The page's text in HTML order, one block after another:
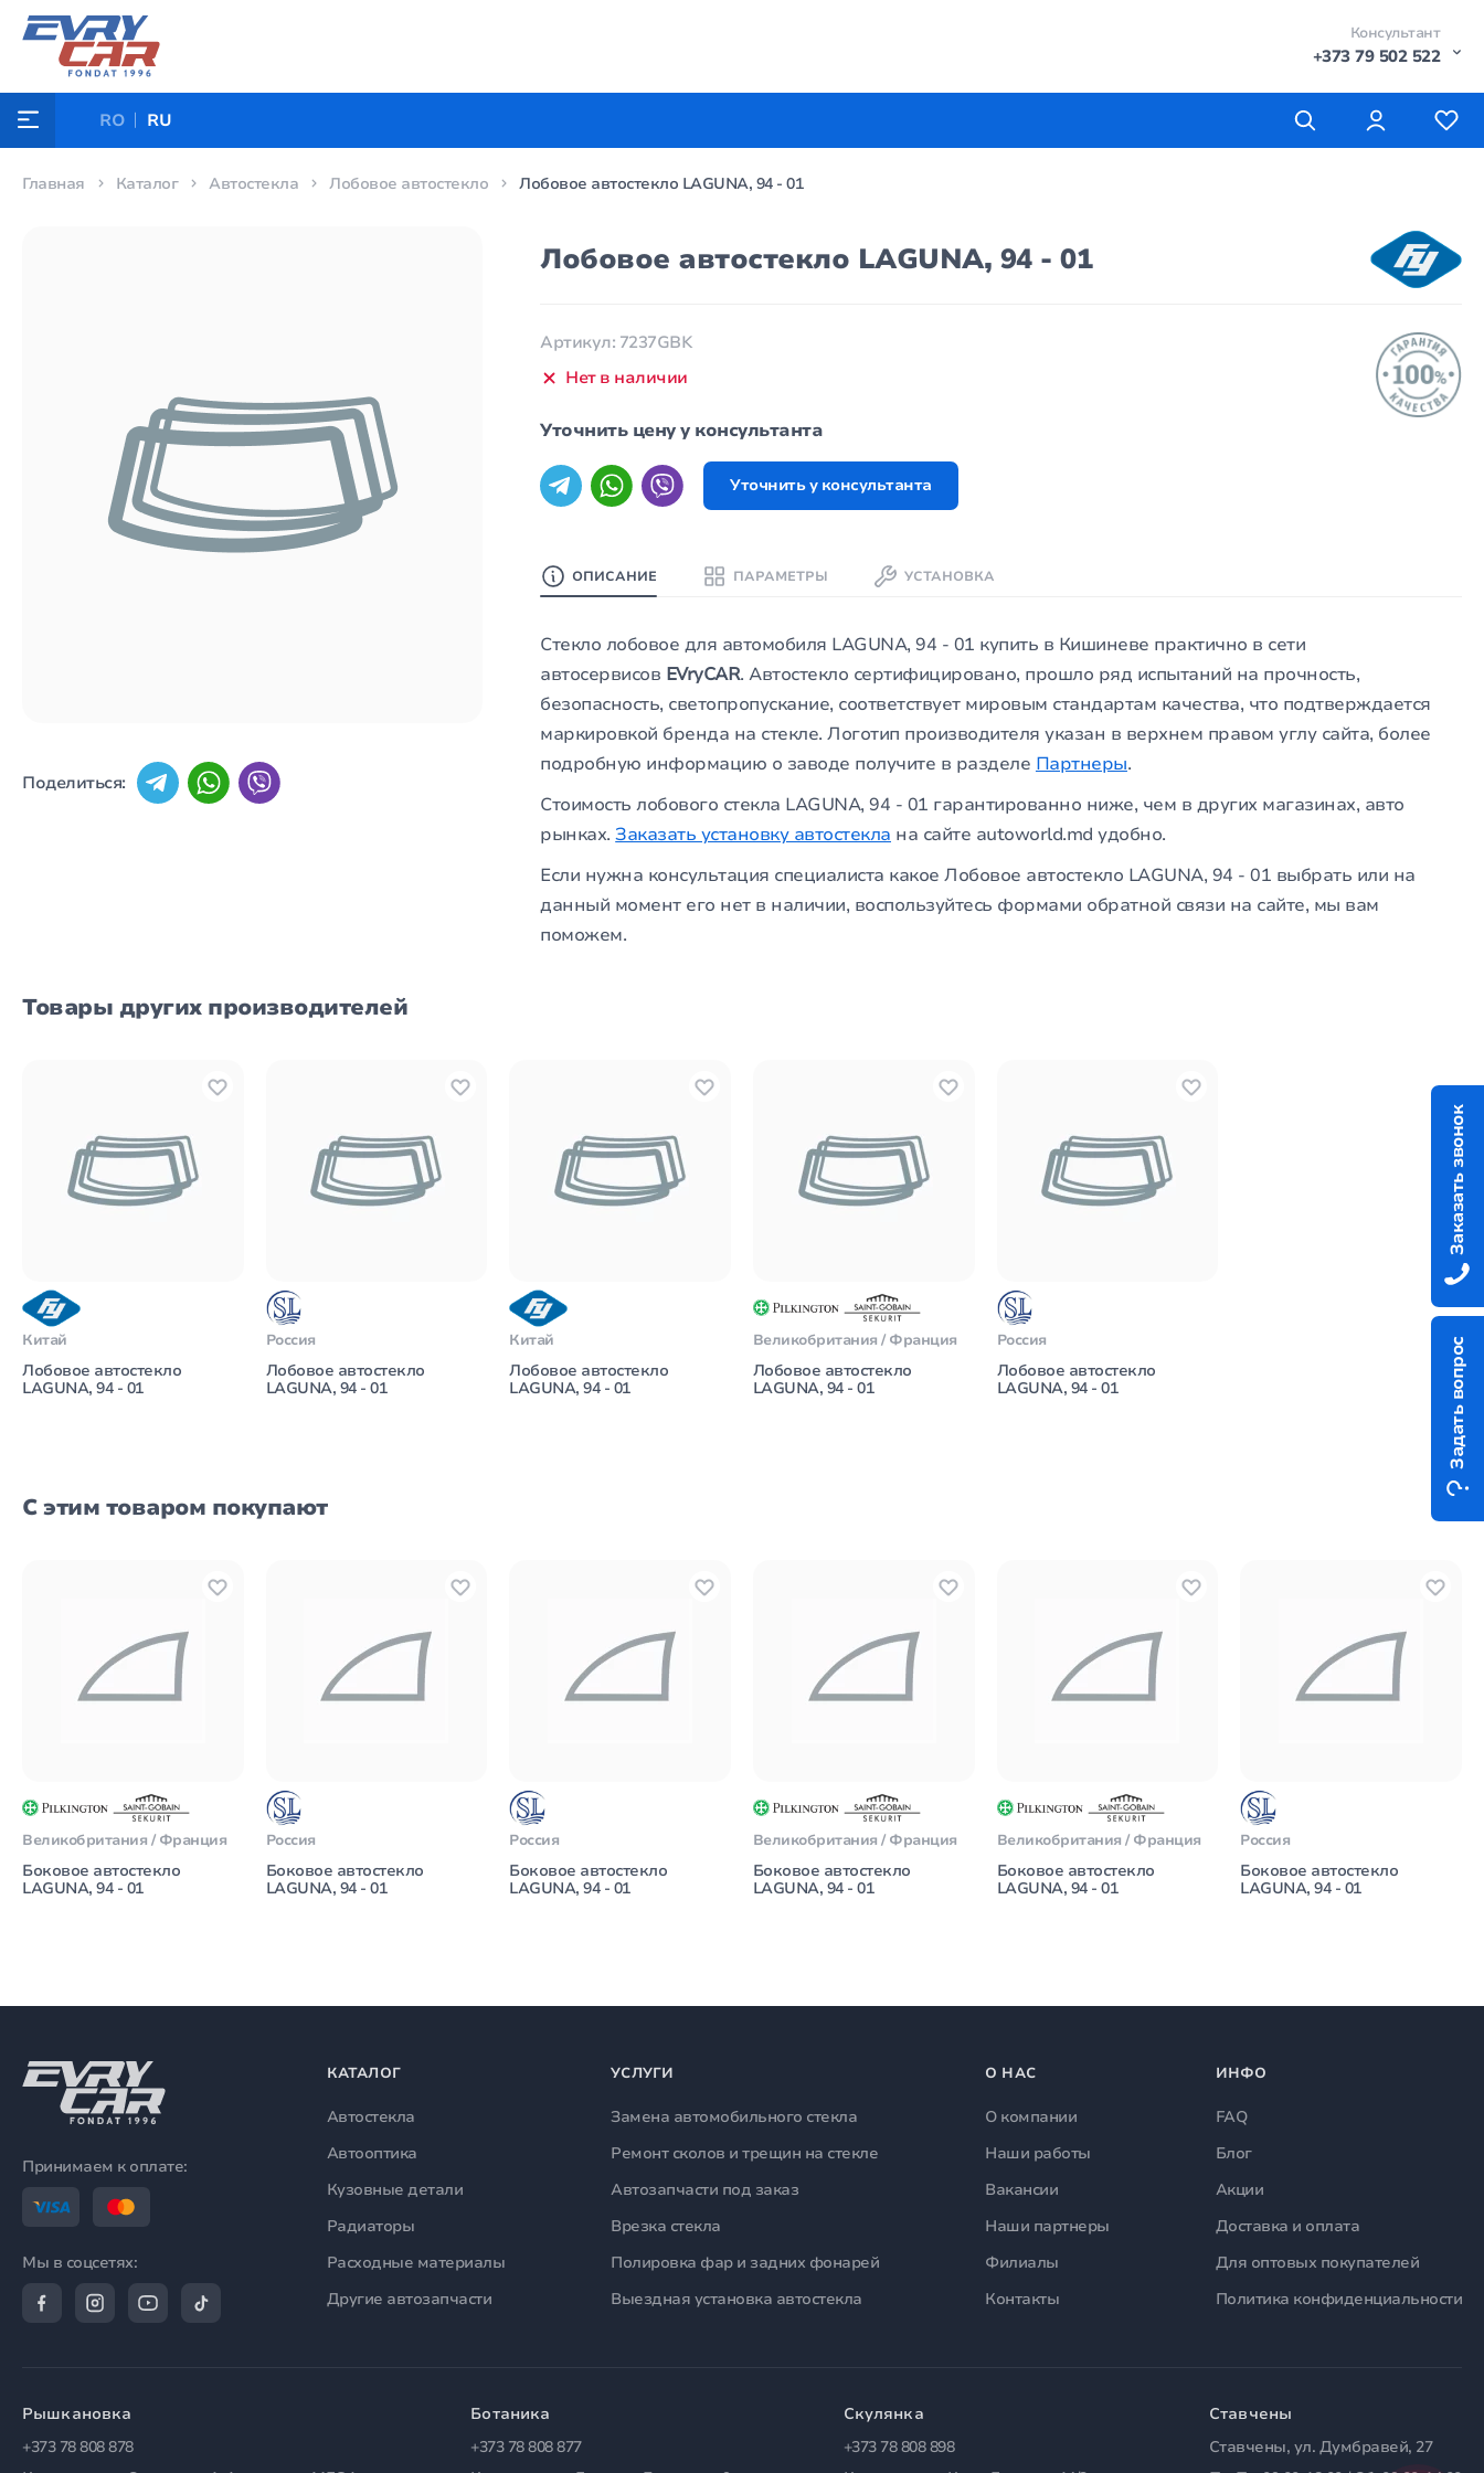
Консультант
+373 79 502 522
RO RU
Главная Каталог Автостекла Лобовое автостекло Лобовое автостекло LAGUNA, 94 - 01
Поделиться:
Лобовое автостекло LAGUNA, 94 - 01
Артикул: 7237GBK
Нет в наличии
Уточнить цену у консультанта
Уточнить у консультанта
ОПИСАНИЕ ПАРАМЕТРЫ УСТАНОВКА
Стекло лобовое для автомобиля LAGUNA, 94 - 01 купить в Кишиневе практично в сети
автосервисов EVryCAR. Автостекло сертифицировано, прошло ряд испытаний на прочность,
безопасность, светопропускание, соответствует мировым стандартам качества, что подтверждается
маркировкой бренда на стекле. Логотип производителя указан в верхнем правом углу сайта, более
подробную информацию о заводе получите в разделе Партнеры.
Стоимость лобового стекла LAGUNA, 94 - 01 гарантированно ниже, чем в других магазинах, авто
рынках.Заказать установку автостекла на сайте autoworld.md удобно.
Если нужна консультация специалиста какое Лобовое автостекло LAGUNA, 94 - 01 выбрать или на
данный момент его нет в наличии, воспользуйтесь формами обратной связи на сайте, мы вам
поможем.
Товары других производителей
Китай
Лобовое автостекло
LAGUNA, 94 - 01
Россия
Лобовое автостекло
LAGUNA, 94 - 01
Китай
Лобовое автостекло
LAGUNA, 94 - 01
Великобритания / Франция
Лобовое автостекло
LAGUNA, 94 - 01
Россия
Лобовое автостекло
LAGUNA, 94 - 01
С этим товаром покупают
Великобритания / Франция
Боковое автостекло
LAGUNA, 94 - 01
Россия
Боковое автостекло
LAGUNA, 94 - 01
Россия
Боковое автостекло
LAGUNA, 94 - 01
Великобритания / Франция
Боковое автостекло
LAGUNA, 94 - 01
Великобритания / Франция
Боковое автостекло
LAGUNA, 94 - 01
Россия
Боковое автостекло
LAGUNA, 94 - 01
Задать вопрос
Заказать звонок
Принимаем к оплате:
Мы в соцсетях:
КАТАЛОГ
Автостекла
Автооптика
Кузовные детали
Радиаторы
Расходные материалы
Другие автозапчасти
УСЛУГИ
Замена автомобильного стекла
Ремонт сколов и трещин на стекле
Автозапчасти под заказ
Врезка стекла
Полировка фар и задних фонарей
Выездная установка автостекла
О НАС
О компании
Наши работы
Вакансии
Наши партнеры
Филиалы
Контакты
ИНФО
FAQ
Блог
Акции
Доставка и оплата
Для оптовых покупателей
Политика конфиденциальности
Рышкановка
+373 78 808 878
Ботаника
+373 78 808 877
Скулянка
+373 78 808 898
Ставчены
Ставчены, ул. Думбравей, 27